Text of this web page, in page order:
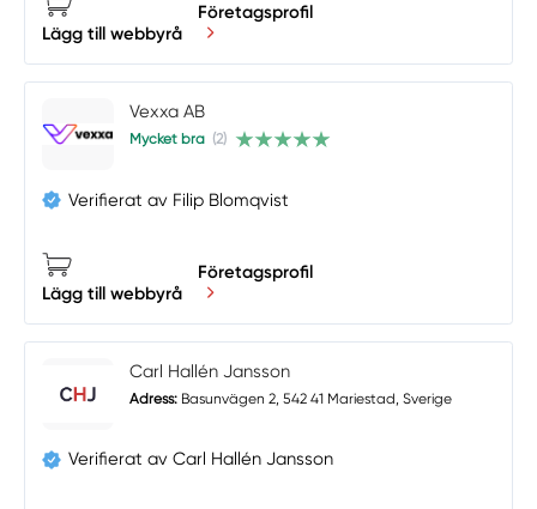
Lägg till webbyrå
Företagsprofil
Vexxa AB
Mycket bra (2)
Verifierat av Filip Blomqvist
Lägg till webbyrå
Företagsprofil
Carl Hallén Jansson
Adress: Basunvägen 2, 542 41 Mariestad, Sverige
Verifierat av Carl Hallén Jansson